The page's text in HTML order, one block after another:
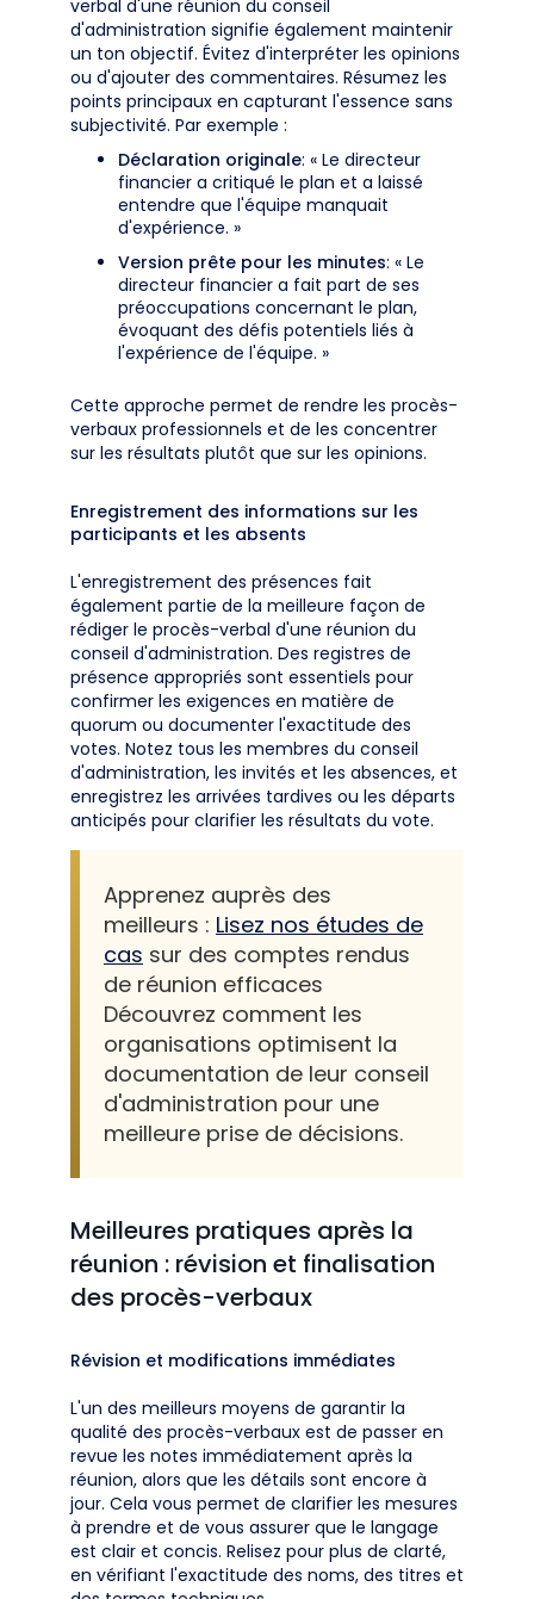
verbal d'une réunion du conseil
d'administration signifie également maintenir
un ton objectif. Évitez d'interpréter les opinions
ou d'ajouter des commentaires. Résumez les
points principaux en capturant l'essence sans
subjectivité. Par exemple :
Déclaration originale: « Le directeur
financier a critiqué le plan et a laissé
entendre que l'équipe manquait
d'expérience. »
Version prête pour les minutes: « Le
directeur financier a fait part de ses
préoccupations concernant le plan,
évoquant des défis potentiels liés à
l'expérience de l'équipe. »
Cette approche permet de rendre les procès-
verbaux professionnels et de les concentrer
sur les résultats plutôt que sur les opinions.
Enregistrement des informations sur les
participants et les absents
L'enregistrement des présences fait
également partie de la meilleure façon de
rédiger le procès-verbal d'une réunion du
conseil d'administration. Des registres de
présence appropriés sont essentiels pour
confirmer les exigences en matière de
quorum ou documenter l'exactitude des
votes. Notez tous les membres du conseil
d'administration, les invités et les absences, et
enregistrez les arrivées tardives ou les départs
anticipés pour clarifier les résultats du vote.
Apprenez auprès des
meilleurs : Lisez nos études de
cas sur des comptes rendus
de réunion efficaces
Découvrez comment les
organisations optimisent la
documentation de leur conseil
d'administration pour une
meilleure prise de décisions.
Meilleures pratiques après la
réunion : révision et finalisation
des procès-verbaux
Révision et modifications immédiates
L'un des meilleurs moyens de garantir la
qualité des procès-verbaux est de passer en
revue les notes immédiatement après la
réunion, alors que les détails sont encore à
jour. Cela vous permet de clarifier les mesures
à prendre et de vous assurer que le langage
est clair et concis. Relisez pour plus de clarté,
en vérifiant l'exactitude des noms, des titres et